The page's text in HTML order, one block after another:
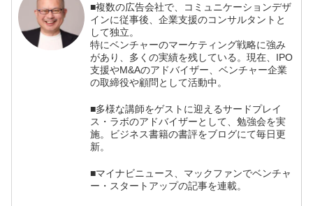
■複数の広告会社で、コミュニケーションデザ
インに従事後、企業支援のコンサルタントと
して独立。
特にベンチャーのマーケティング戦略に強み
があり、多くの実績を残している。現在、IPO
支援やM&Aのアドバイザー、ベンチャー企業
の取締役や顧問として活動中。
■多様な講師をゲストに迎えるサードプレイ
ス・ラボのアドバイザーとして、勉強会を実
施。ビジネス書籍の書評をブログにて毎日更
新。
■マイナビニュース、マックファンでベンチャ
ー・スタートアップの記事を連載。